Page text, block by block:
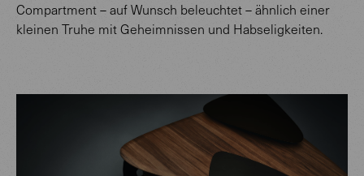
Compartment – auf Wunsch beleuchtet – ähnlich einer
kleinen Truhe mit Geheimnissen und Habseligkeiten.